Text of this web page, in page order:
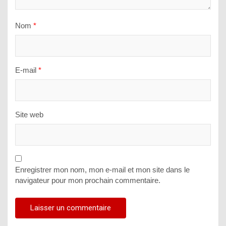
Nom *
E-mail *
Site web
Enregistrer mon nom, mon e-mail et mon site dans le
navigateur pour mon prochain commentaire.